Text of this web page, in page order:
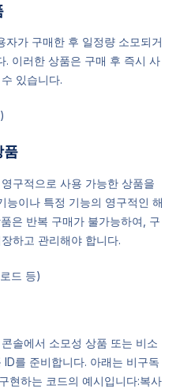
자가 구매한 후 일정량 소모되거
. 이러한 상품은 구매 후 즉시 사
있습니다.
품
구적으로 사용 가능한 상품을
능이나 특정 기능의 영구적인 해
은 반복 구매가 불가능하여, 구
하고 관리해야 합니다.
드 등)
솔에서 소모성 상품 또는 비소
를 준비합니다. 아래는 비구독
현하는 코드의 예시입니다:복사